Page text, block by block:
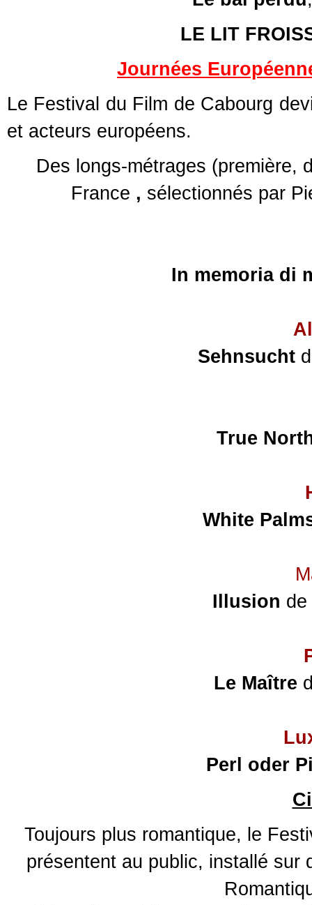
LE LIT
Journées
Le Festival du Film de Cabourg
et acteurs européens.
Des longs-métrages (première,
France , sélectionnés par
In memoria di
Sehnsucht
True
White
Illusion
Le Maître
Perl oder
Toujours plus romantique, le
présentent au public, installé sur